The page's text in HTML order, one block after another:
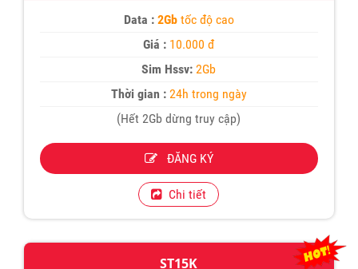
Data :2Gb tốc độ cao
Giá : 10.000 đ
Sim Hssv: 2Gb
Thời gian :24h trong ngày
(Hết 2Gb dừng truy cập)
ĐĂNG KÝ
Chi tiết
ST15K